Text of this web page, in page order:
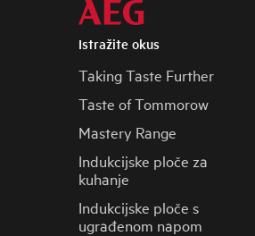
Istražite okus
Taking Taste Further
Taste of Tommorow
Mastery Range
Indukcijske ploče za
kuhanje
Indukcijske ploče s
ugrađenom napom